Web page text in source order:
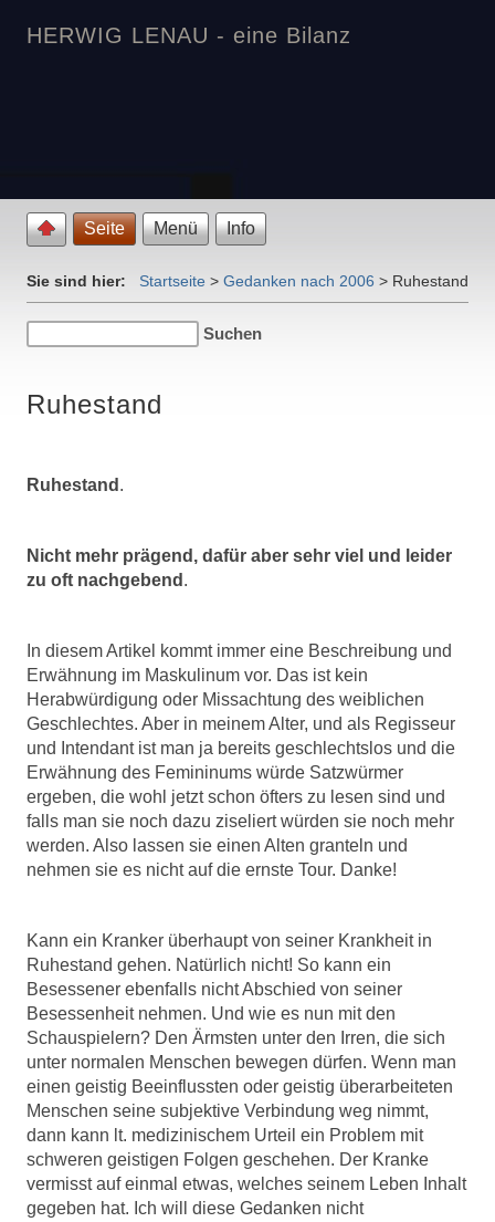
HERWIG LENAU - eine Bilanz
Seite Menü Info
Sie sind hier: Startseite > Gedanken nach 2006 > Ruhestand
Ruhestand
Ruhestand .
Nicht mehr prägend, dafür aber sehr viel und leider
zu oft nachgebend .
In diesem Artikel kommt immer eine Beschreibung und
Erwähnung im Maskulinum vor. Das ist kein
Herabwürdigung oder Missachtung des weiblichen
Geschlechtes. Aber in meinem Alter, und als Regisseur
und Intendant ist man ja bereits geschlechtslos und die
Erwähnung des Femininums würde Satzwürmer
ergeben, die wohl jetzt schon öfters zu lesen sind und
falls man sie noch dazu ziseliert würden sie noch mehr
werden. Also lassen sie einen Alten granteln und
nehmen sie es nicht auf die ernste Tour. Danke!
Kann ein Kranker überhaupt von seiner Krankheit in
Ruhestand gehen. Natürlich nicht! So kann ein
Besessener ebenfalls nicht Abschied von seiner
Besessenheit nehmen. Und wie es nun mit den
Schauspielern? Den Ärmsten unter den Irren, die sich
unter normalen Menschen bewegen dürfen. Wenn man
einen geistig Beeinflussten oder geistig überarbeiteten
Menschen seine subjektive Verbindung weg nimmt,
dann kann lt. medizinischem Urteil ein Problem mit
schweren geistigen Folgen geschehen. Der Kranke
vermisst auf einmal etwas, welches seinem Leben Inhalt
gegeben hat. Ich will diese Gedanken nicht